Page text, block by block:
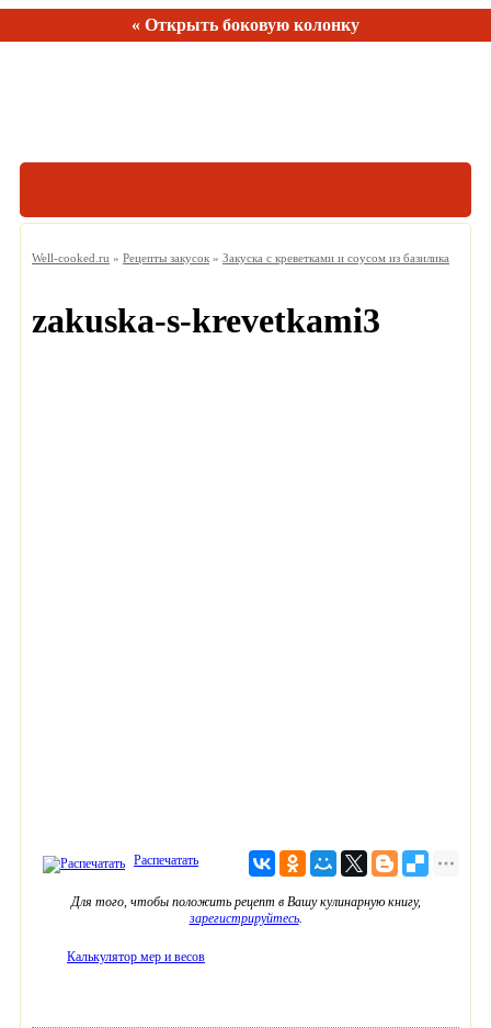
« Открыть боковую колонку
Рецептов:150
Well-cooked.ru » Рецепты закусок » Закуска с креветками и соусом из базилика
zakuska-s-krevetkami3
Распечатать
Для того, чтобы положить рецепт в Вашу кулинарную книгу,
зарегистрируйтесь.
Калькулятор мер и весов